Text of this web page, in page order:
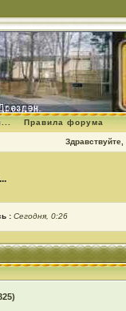
Правила форума
Здравствуйте,
: Сегодня, 0:26